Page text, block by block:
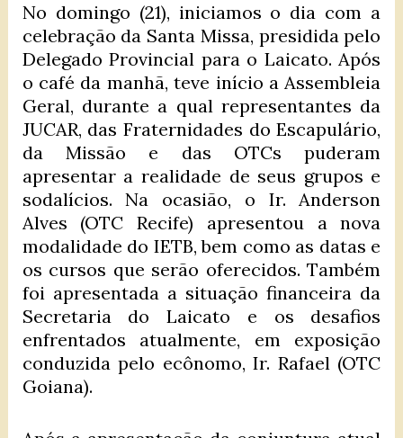
No domingo (21), iniciamos o dia com a
celebração da Santa Missa, presidida pelo
Delegado Provincial para o Laicato. Após
o café da manhã, teve início a Assembleia
Geral, durante a qual representantes da
JUCAR, das Fraternidades do Escapulário,
da Missão e das OTCs puderam
apresentar a realidade de seus grupos e
sodalícios. Na ocasião, o Ir. Anderson
Alves (OTC Recife) apresentou a nova
modalidade do IETB, bem como as datas e
os cursos que serão oferecidos. Também
foi apresentada a situação financeira da
Secretaria do Laicato e os desafios
enfrentados atualmente, em exposição
conduzida pelo ecônomo, Ir. Rafael (OTC
Goiana).